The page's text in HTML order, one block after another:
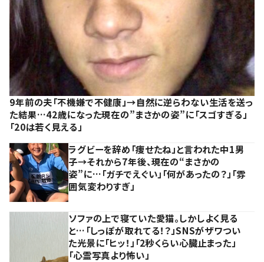
9年前の夫「不機嫌で不健康」→自然に逆らわない生活を送っ
た結果…42歳になった現在の”まさかの姿”に「スゴすぎる」
「20は若く見える」
ラグビーを辞め「痩せたね」と言われた中1男
子→それから7年後、現在の“まさかの
姿”に…「ガチでえぐい」「何があったの？」「雰
囲気変わりすぎ」
ソファの上で寝ていた愛猫。しかしよく見る
と…「しっぽが取れてる！？」SNSがザワつい
た光景に「ヒッ！」「2秒くらい心臓止まった」
「心霊写真より怖い」